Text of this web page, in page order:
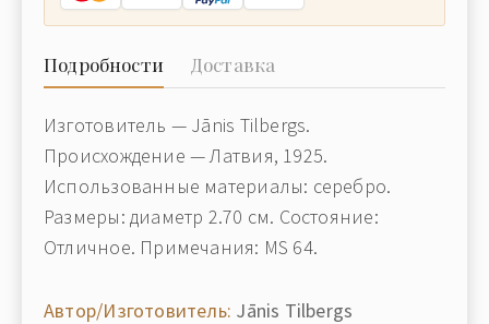
Подробности Доставка
Изготовитель — Jānis Tilbergs.
Происхождение — Латвия, 1925.
Использованные материалы: серебро.
Размеры: диаметр 2.70 см. Состояние:
Отличное. Примечания: MS 64.
Автор/Изготовитель: Jānis Tilbergs